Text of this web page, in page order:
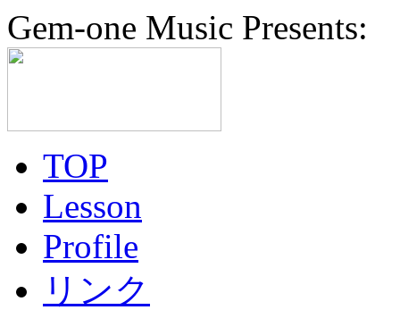
Gem-one Music Presents:
TOP
Lesson
Profile
リンク